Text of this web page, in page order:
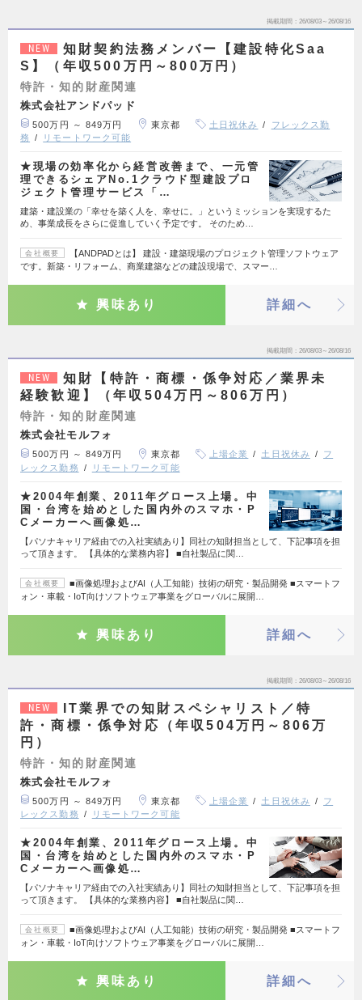
掲載期間 26/08/03～26/08/16
NEW
知財契約法務メンバー【建設特化Saa
S】（年収500万円～800万円）
特許・知的財産関連
株式会社アンドパッド
500万円 ～ 849万円 東京都 土日祝休み
フレックス勤
務
リモートワーク可能
★現場の効率化から経営改善まで、一元管
理できるシェアNo.1クラウド型建設プロ
ジェクト管理サービス「…
建築・建設業の「幸せを築く人を、幸せに。」というミッションを実現するた
め、事業成長をさらに促進していく予定です。 そのため…
会社概要
【ANDPADとは】 建設・建築現場のプロジェクト管理ソフトウェア
です。新築・リフォーム、商業建築などの建設現場で、スマー…
興味あり 詳細へ
掲載期間 26/08/03～26/08/16
NEW
知財【特許・商標・係争対応／業界未
経験歓迎】（年収504万円～806万円）
特許・知的財産関連
株式会社モルフォ
500万円 ～ 849万円 東京都 上場企業 土日祝休み
フ
レックス勤務
リモートワーク可能
★2004年創業、2011年グロース上場。中
国・台湾を始めとした国内外のスマホ・P
Cメーカーへ画像処…
【パソナキャリア経由での入社実績あり】同社の知財担当として、下記事項を担
って頂きます。 【具体的な業務内容】 ■自社製品に関…
会社概要
■画像処理およびAI（人工知能）技術の研究・製品開発 ■スマートフ
ォン・車載・IoT向けソフトウェア事業をグローバルに展開…
興味あり 詳細へ
掲載期間 26/08/03～26/08/16
NEW
IT業界での知財スペシャリスト／特
許・商標・係争対応（年収504万円～806万
円）
特許・知的財産関連
株式会社モルフォ
500万円 ～ 849万円 東京都 上場企業 土日祝休み
フ
レックス勤務
リモートワーク可能
★2004年創業、2011年グロース上場。中
国・台湾を始めとした国内外のスマホ・P
Cメーカーへ画像処…
【パソナキャリア経由での入社実績あり】同社の知財担当として、下記事項を担
って頂きます。 【具体的な業務内容】 ■自社製品に関…
会社概要
■画像処理およびAI（人工知能）技術の研究・製品開発 ■スマートフ
ォン・車載・IoT向けソフトウェア事業をグローバルに展開…
興味あり 詳細へ